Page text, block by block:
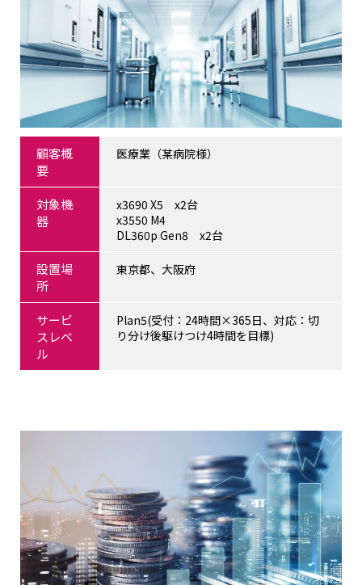
顧客概
要
医療業（某病院様）
対象機
器
x3690 X5 x2台
x3550 M4
DL360p Gen8 x2台
設置場
所
東京都、大阪府
サービ
スレベ
ル
Plan5(受付：24時間×365日、対応：切
り分け後駆けつけ4時間を目標)